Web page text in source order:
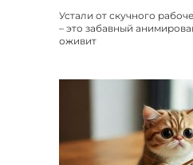
Устали от скучного
– это забавный
оживит